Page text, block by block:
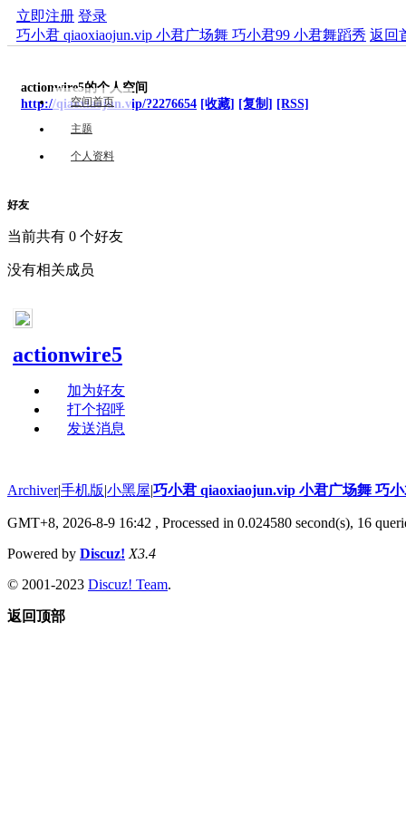
立即注册 登录
巧小君 qiaoxiaojun.vip 小君广场舞 巧小君99 小君舞蹈秀 返回
actionwire5的个人空间
http://qiaoxiaojun.vip/?2276654 [收藏] [复制] [RSS]
空间首页
主题
个人资料
好友
当前共有 0 个好友
没有相关成员
actionwire5
加为好友
打个招呼
发送消息
Archiver|手机版|小黑屋|巧小君 qiaoxiaojun.vip 小君广场舞 巧
GMT+8, 2026-8-9 16:42 , Processed in 0.024580 second(s), 16
Powered by Discuz! X3.4
© 2001-2023 Discuz! Team.
返回顶部